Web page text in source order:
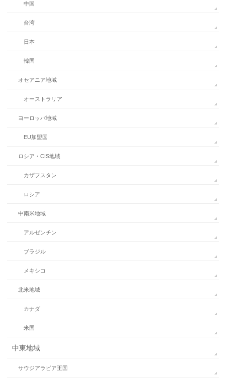
中国
台湾
日本
韓国
オセアニア地域
オーストラリア
ヨーロッパ地域
EU加盟国
ロシア・CIS地域
カザフスタン
ロシア
中南米地域
アルゼンチン
ブラジル
メキシコ
北米地域
カナダ
米国
中東地域
サウジアラビア王国